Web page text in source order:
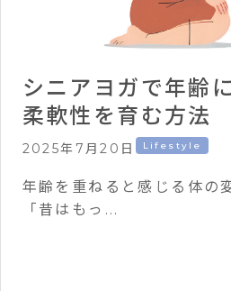
シニアヨガで年齢
柔軟性を育む方法
2025年7月20日 Lifestyle
年齢を重ねると感じる体の
「昔はもっ...